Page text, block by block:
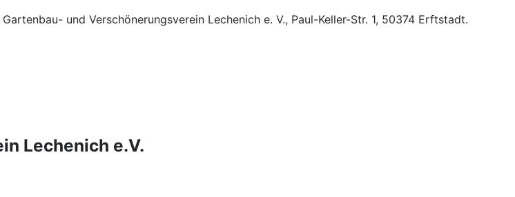
und Verschönerungsverein Lechenich e. V., Paul-Keller-Str. 1, 50374 Erftstadt.
Lechenich e.V.